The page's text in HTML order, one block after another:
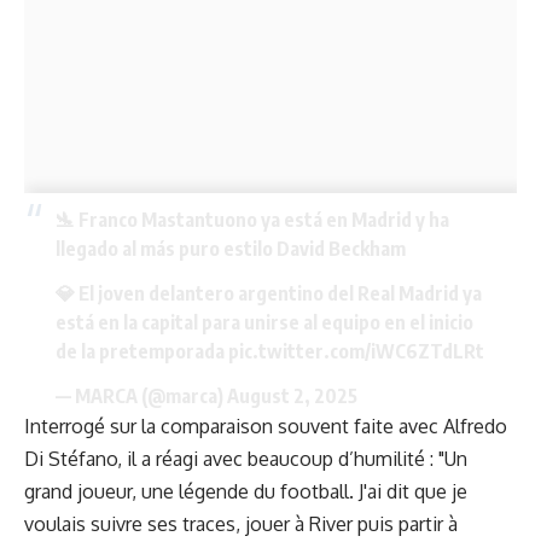
Interrogé sur la comparaison souvent faite avec Alfredo
Di Stéfano, il a réagi avec beaucoup d’humilité : "Un
grand joueur, une légende du football. J'ai dit que je
voulais suivre ses traces, jouer à River puis partir à